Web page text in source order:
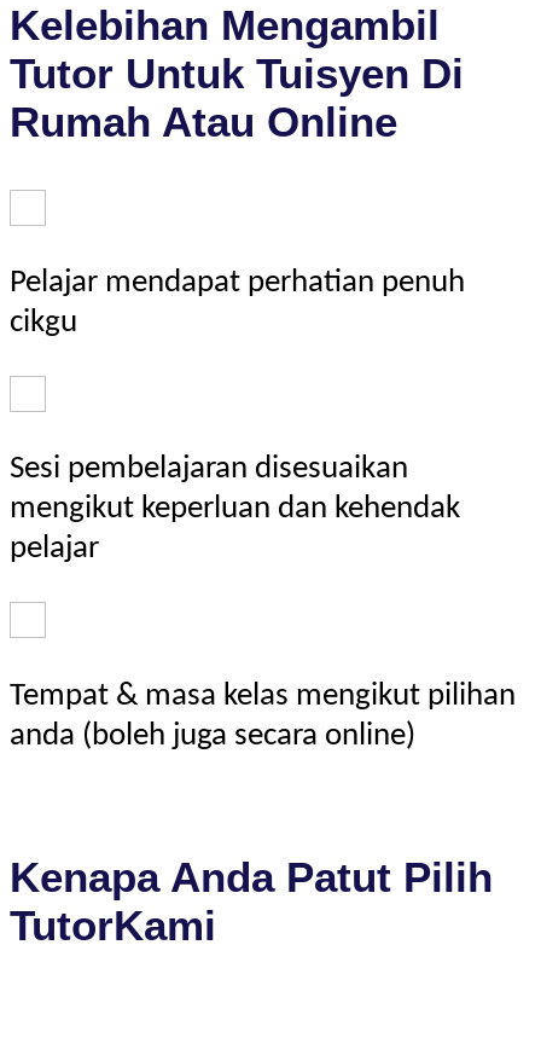
Kelebihan Mengambil
Tutor Untuk Tuisyen Di
Rumah Atau Online
Pelajar mendapat perhatian penuh
cikgu
Sesi pembelajaran disesuaikan
mengikut keperluan dan kehendak
pelajar
Tempat & masa kelas mengikut pilihan
anda (boleh juga secara online)
Kenapa Anda Patut Pilih
TutorKami